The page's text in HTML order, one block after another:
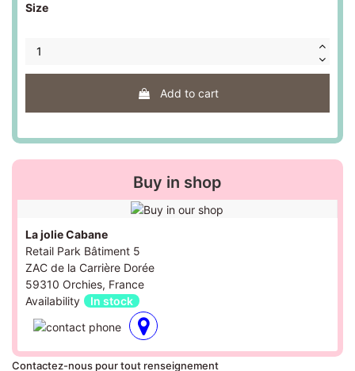
Size
Add to cart
Buy in shop
La jolie Cabane
Retail Park Bâtiment 5
ZAC de la Carrière Dorée
59310 Orchies, France
Availability
In stock
Contactez-nous pour tout renseignement